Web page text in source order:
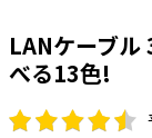
ボックス・ビ
みカバー
工具関連
EV充電設備工
LANケーブ
べる13色!